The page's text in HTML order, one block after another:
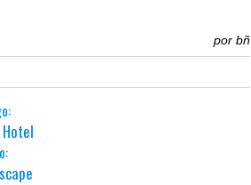
por bñ